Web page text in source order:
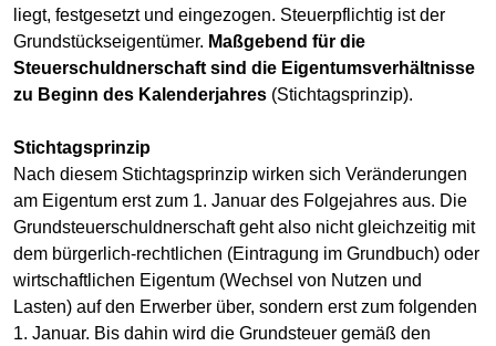
liegt, festgesetzt und eingezogen. Steuerpflichtig ist der
Grundstückseigentümer. Maßgebend für die
Steuerschuldnerschaft sind die Eigentumsverhältnisse
zu Beginn des Kalenderjahres (Stichtagsprinzip).
Stichtagsprinzip
Nach diesem Stichtagsprinzip wirken sich Veränderungen
am Eigentum erst zum 1. Januar des Folgejahres aus. Die
Grundsteuerschuldnerschaft geht also nicht gleichzeitig mit
dem bürgerlich-rechtlichen (Eintragung im Grundbuch) oder
wirtschaftlichen Eigentum (Wechsel von Nutzen und
Lasten) auf den Erwerber über, sondern erst zum folgenden
1. Januar. Bis dahin wird die Grundsteuer gemäß den